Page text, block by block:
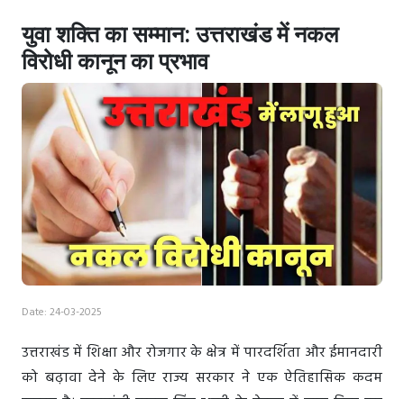
युवा शक्ति का सम्मान: उत्तराखंड में नकल
विरोधी कानून का प्रभाव
Date: 24-03-2025
उत्तराखंड में शिक्षा और रोजगार के क्षेत्र में पारदर्शिता और ईमानदारी
को बढ़ावा देने के लिए राज्य सरकार ने एक ऐतिहासिक कदम